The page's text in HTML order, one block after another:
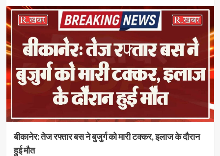
बीकानेर: तेज रफ्तार बस ने बुजुर्ग को मारी टक्कर, इलाज के दौरान
हुई मौत